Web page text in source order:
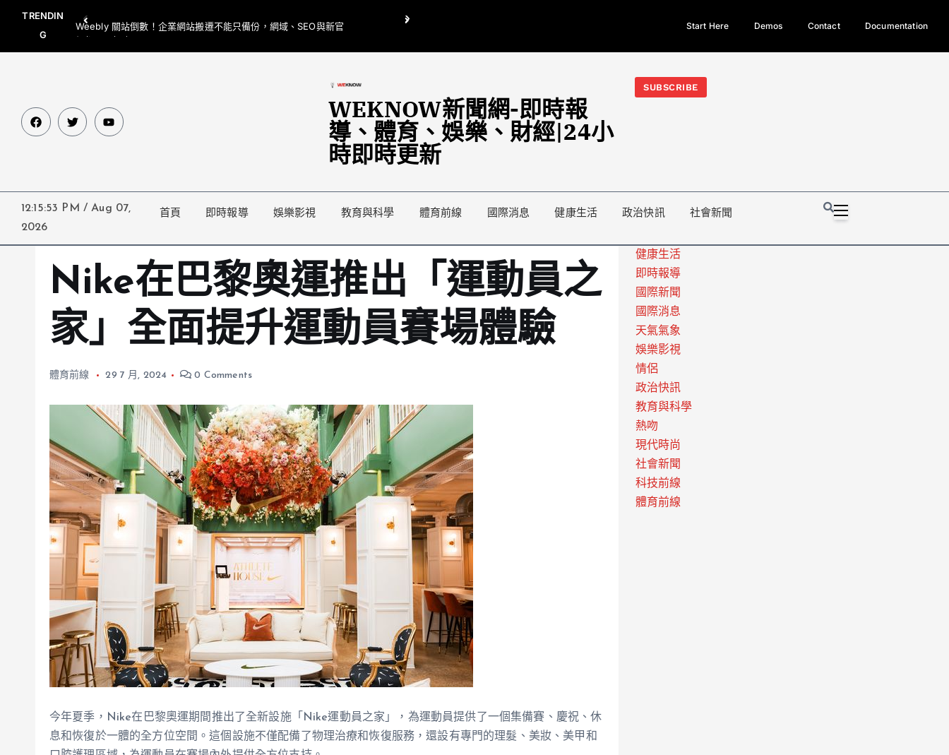
TRENDIN
G
Weebly 關站倒數！企業網站搬遷不能只備份，網域、SEO與新官
網都要一起處理
翁曉玲喊刪陸委會1295萬媒宣費惹議 梁文傑回「只能靠嘴巴」
今日熱門新聞TOP3｜西拉雅族正式成第17個原住民族、立院電競
光電場回
Start Here Demos Contact Documentation
WEKNOW新聞網-即時報
導、體育、娛樂、財經|24小
時即時更新
SUBSCRIBE
12:15:54 PM / Aug 07,
2026
首頁 即時報導 娛樂影視 教育與科學 體育前線 國際消息 健康生活 政治快訊 社會新聞
Nike在巴黎奧運推出「運動員之
家」全面提升運動員賽場體驗
體育前線 29 7 月, 2024 0 Comments
今年夏季，Nike在巴黎奧運期間推出了全新設施「Nike運動員之家」，為運動員提供了一個集備賽、慶祝、休
息和恢復於一體的全方位空間。這個設施不僅配備了物理治療和恢復服務，還設有專門的理髮、美妝、美甲和
健康生活
即時報導
國際新聞
國際消息
天氣氣象
娛樂影視
情侶
政治快訊
教育與科學
熱吻
現代時尚
社會新聞
科技前線
體育前線